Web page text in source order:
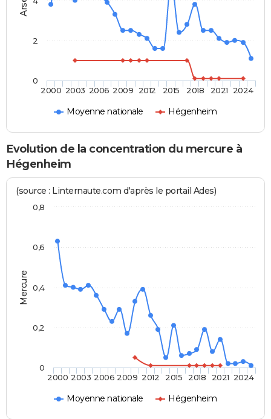
Moyenne nationale Hégenheim
2000 2003 2006 2009 2012 2015 2018 2021 2024
0
2
Evolution de la concentration du mercure à
Hégenheim
Mercure
(source : Linternaute.com d'après le portail Ades)
Moyenne nationale Hégenheim
2000 2003 2006 2009 2012 2015 2018 2021 2024
0
0,2
0,4
0,6
0,8